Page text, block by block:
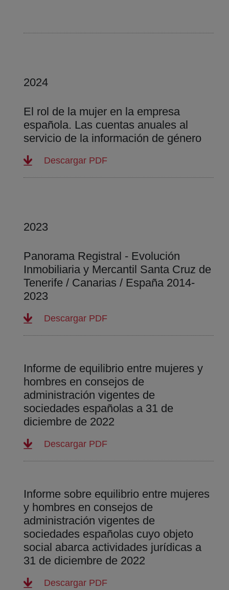
2024
El rol de la mujer en la empresa
española. Las cuentas anuales al
servicio de la información de género
Descargar PDF(abre en nueva ventana)
2023
Panorama Registral - Evolución
Inmobiliaria y Mercantil Santa Cruz de
Tenerife / Canarias / España 2014-
2023
Descargar PDF(abre en nueva ventana)
Informe de equilibrio entre mujeres y
hombres en consejos de
administración vigentes de
sociedades españolas a 31 de
diciembre de 2022
Descargar PDF(abre en nueva ventana)
Informe sobre equilibrio entre mujeres
y hombres en consejos de
administración vigentes de
sociedades españolas cuyo objeto
social abarca actividades jurídicas a
31 de diciembre de 2022
Descargar PDF(abre en nueva ventana)